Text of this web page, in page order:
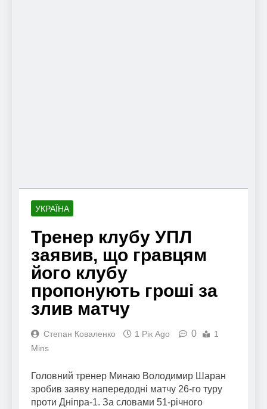
УКРАЇНА
Тренер клубу УПЛ
заявив, що гравцям
його клубу
пропонують гроші за
злив матчу
Степан Коваленко 1 Рік Ago 0
1
Mins
Головний тренер Минаю Володимир Шаран
зробив заяву напередодні матчу 26-го туру
проти Дніпра-1. За словами 51-річного